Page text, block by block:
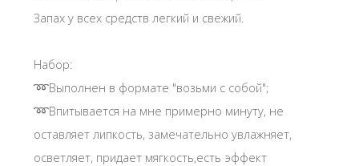
Запах у всех средств легкий и свежий.
Набор:
➿Выполнен в формате "возьми с собой"; ᅠ
➿Впитывается на мне примерно минуту, не
оставляет липкость, замечательно увлажняет,
осветляет, придает мягкость,есть эффект